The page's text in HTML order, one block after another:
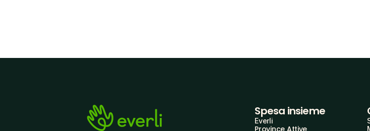
Spesa insieme
Everli
Province Attive